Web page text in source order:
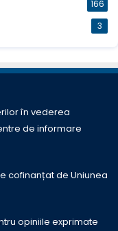
166
3
în vederea
de informare
cofinanțat de Uniunea
opiniile exprimate